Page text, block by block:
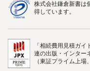
株式会社鎌倉新書は
得しています。
「相続費用見積ガ
連の出版・インター
（東証プライム上